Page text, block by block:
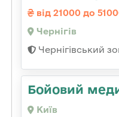
від 21000 до
Чернігів
Чернігівський
Бойовий
Київ